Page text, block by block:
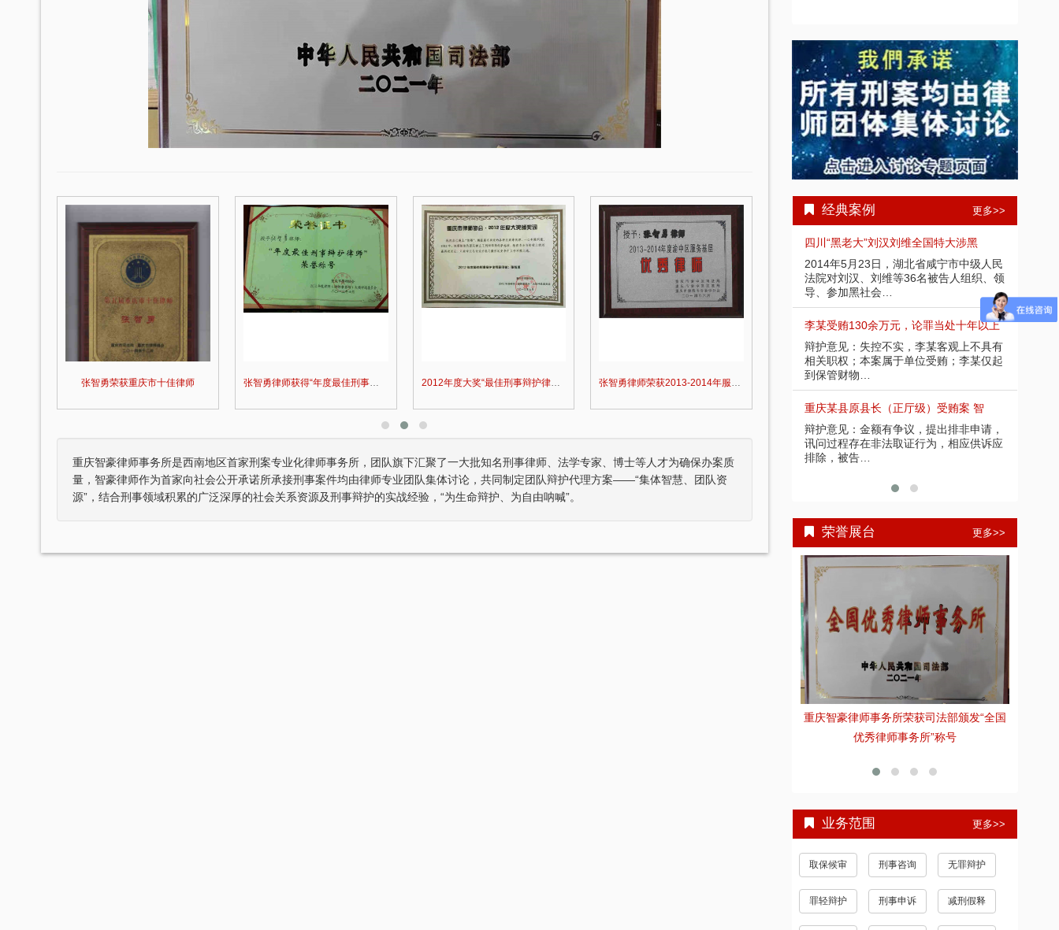
张智勇荣获重庆市十佳律师 张智勇律师获得“年度最佳刑事辩护律师”荣誉称号 2012年度大奖“最佳刑事辩护律师-张智勇”颁奖词 张智勇律师荣获2013-2014年服务基层优秀律师
重庆智豪律师事务所是西南地区首家刑案专业化律师事务所，团队旗下汇聚了一大批知名刑事律师、法学专家、博士等人才为确保办案质
量，智豪律师作为首家向社会公开承诺所承接刑事案件均由律师专业团队集体讨论，共同制定团队辩护代理方案——“集体智慧、团队资
源”，结合刑事领域积累的广泛深厚的社会关系资源及刑事辩护的实战经验，“为生命辩护、为自由呐喊”。
经典案例 更多>>
省咸宁市中级人民
名被告人组织、领
位受贿；李某仅起
级）受贿案 智
重庆某县原县长（正厅级）受贿1000余
辩护意见：金额有异议，部分金额不应计
入受贿金额；提出排非申请，讯问过程中
存在非法取…
某省副厅级干部受贿2000余万元 智豪律
辩护意见：被告有自首情节，系在未被采
取强制措施前通知到案，应当认定为自动
某省级人防办主任（正厅级）受贿25
的绝大部分犯…
四川“黑老大”刘汉刘维全国特大涉黑
2014年5月23日，湖北省咸宁市中级人民
法院对刘汉、刘维等36名被告人组织、领
导、参加黑社会…
重庆某县原县长（正厅级）受贿案 智
辩护意见：金额有争议，提出排非申请，
排除，被告…
重庆某县原县长（正厅级）受贿1000余
辩护意见：金额有异议，部分金额不应计
入受贿金额；提出排非申请，讯问过程中
存在非法取…
某省级人防办主任（正厅级）受贿25
的绝大部分犯…
四川“黑老大”刘汉刘维全国特大涉黑
2014年5月23日，湖北省咸宁市中级人民
法院对刘汉、刘维等36名被告人组织、领
导、参加黑社会…
李某受贿130余万元，论罪当处十年以上
辩护意见：失控不实，李某客观上不具有
相关职权；本案属于单位受贿；李某仅起
到保管财物…
重庆某县原县长（正厅级）受贿案 智
辩护意见：金额有争议，提出排非申请，
讯问过程存在非法取证行为，相应供诉应
排除，被告…
某省
荣誉展台 更多>>
重庆智豪律师事务所荣获司法部颁发“全国
优秀律师事务所”称号
业务范围 更多>>
取保候审 刑事咨询 无罪辩护
罪轻辩护 刑事申诉 减刑假释